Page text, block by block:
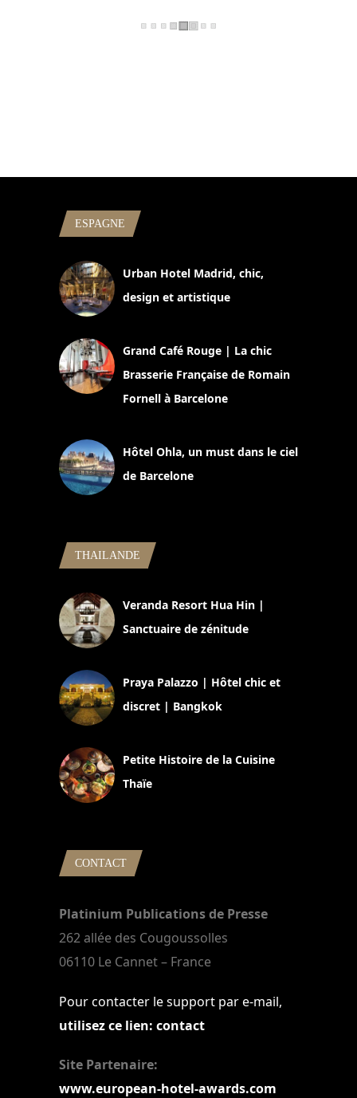
ESPAGNE
Urban Hotel Madrid, chic,
design et artistique
Grand Café Rouge | La chic
Brasserie Française de Romain
Fornell à Barcelone
Hôtel Ohla, un must dans le ciel
de Barcelone
THAILANDE
Veranda Resort Hua Hin |
Sanctuaire de zénitude
Praya Palazzo | Hôtel chic et
discret | Bangkok
Petite Histoire de la Cuisine
Thaïe
CONTACT
Platinium Publications de Presse
262 allée des Cougoussolles
06110 Le Cannet – France
Pour contacter le support par e-mail,
utilisez ce lien: contact
Site Partenaire:
www.european-hotel-awards.com